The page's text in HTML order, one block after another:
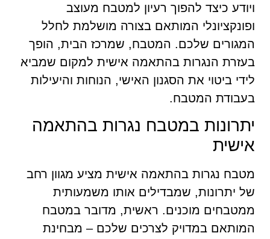
ויודע כיצד להפוך רעיון למטבח מעוצב
ופונקציונלי המותאם בצורה מושלמת לחלל
המגורים שלכם. המטבח, שמרכז הבית, הופך
בעזרת הנגרות בהתאמה אישית למקום שמביא
לידי ביטוי את הסגנון האישי, הנוחות והיעילות
בעבודת המטבח.
יתרונות במטבח נגרות בהתאמה
אישית
מטבח נגרות בהתאמה אישית מציע מגוון רחב
של יתרונות, שמבדילים אותו משמעותית
ממטבחים מוכנים. ראשית, מדובר במטבח
המותאם במדויק לצרכים שלכם – מבחינת